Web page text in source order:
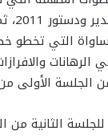
التي تخطو
الرهانات
الجلسة الأولى من
للجلسة الثانية